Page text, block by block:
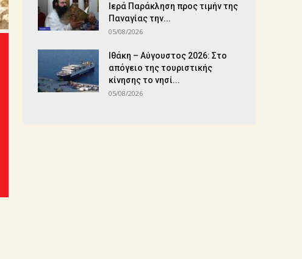
Ιερά Παράκληση προς τιμήν της
Παναγίας την...
05/08/2026
Ιθάκη – Αύγουστος 2026: Στο
απόγειο της τουριστικής
κίνησης το νησί...
05/08/2026